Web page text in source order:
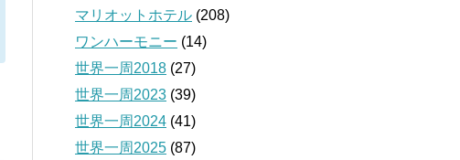
マリオットホテル (208)
ワンハーモニー (14)
世界一周2018 (27)
世界一周2023 (39)
世界一周2024 (41)
世界一周2025 (87)